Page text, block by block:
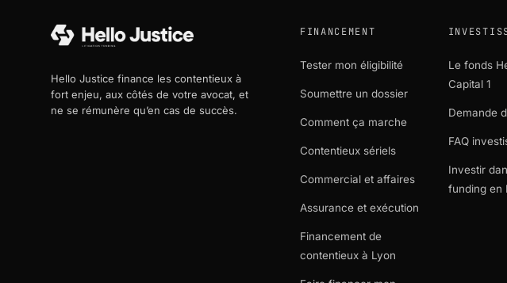
Hello Justice finance les contentieux à
fort enjeu, aux côtés de votre avocat, et
ne se rémunère qu’en cas de succès.
FINANCEMENT
Tester mon éligibilité
Soumettre un dossier
Comment ça marche
Contentieux sériels
Commercial et affaires
Assurance et exécution
Financement de
contentieux à Lyon
Le fonds
Capital 1
Demande
FAQ
Investir
funding en